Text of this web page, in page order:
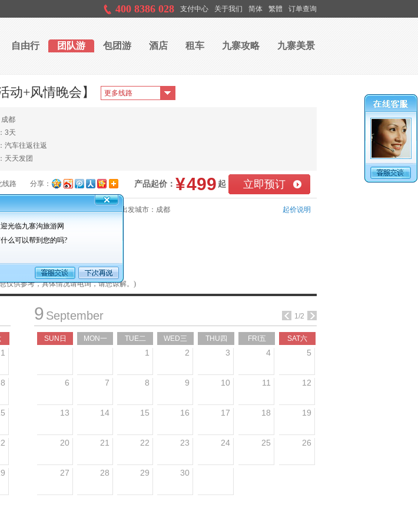
400 8386 028 支付中心 关于我们 简体 繁體 订单查询
自由行 团队游 包团游 酒店 租车 九寨攻略 九寨美景
动+风情晚会】
都
3天
汽车往返往返
天天发团
线路 分享： 产品起价： ¥499 起 立即预订
000066 报名截止：出发前3天 出发城市：成都 起价说明
仅供参考，具体情况请电询，请您谅解。)
1
8
9 September 1/2
SUN日 MON一 TUE二 WED三 THU四 FRI五 SAT六
1 2 3 4 5
6 7 8 9 10 11 12
13 14 15 16 17 18 19
20 21 22 23 24 25 26
27 28 29 30
光临九寨沟旅游网
么可以帮到您的吗?